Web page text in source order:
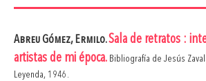
Abreu Gómez, Ermilo.Sala de retratos :
artistas de mi época. Bibliografía de Jesús
Leyenda, 1946.